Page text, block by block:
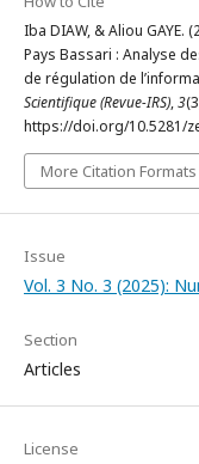
Iba DIAW, & Aliou GAYE.
Pays Bassari : Analyse
de régulation de
Scientifique (Revue-IRS),3
https://doi.org/10.5281/
More Citation Formats
Issue
Vol. 3 No. 3 (2025):
Section
Articles
License